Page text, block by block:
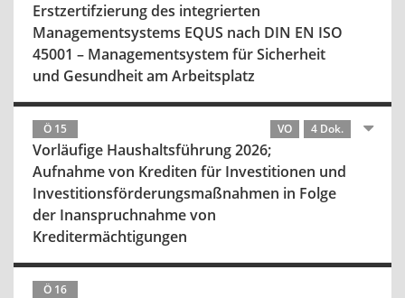
Erstzertifzierung des integrierten
Managementsystems EQUS nach DIN EN ISO
45001 – Managementsystem für Sicherheit
und Gesundheit am Arbeitsplatz
Ö 15 VO 4 Dok.
Vorläufige Haushaltsführung 2026;
Aufnahme von Krediten für Investitionen und
Investitionsförderungsmaßnahmen in Folge
der Inanspruchnahme von
Kreditermächtigungen
Ö 16